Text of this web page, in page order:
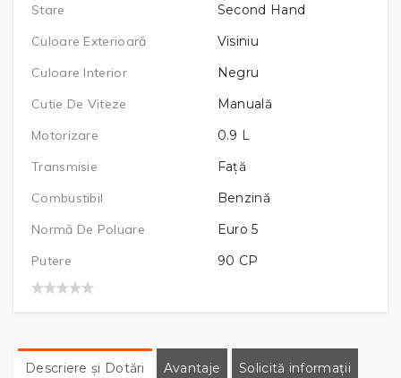
Stare
Second Hand
Culoare Exterioară
Visiniu
Culoare Interior
Negru
Cutie De Viteze
Manuală
Motorizare
0.9 L
Transmisie
Față
Combustibil
Benzină
Normă De Poluare
Euro 5
Putere
90 CP
Descriere și Dotări Avantaje Solicită informații